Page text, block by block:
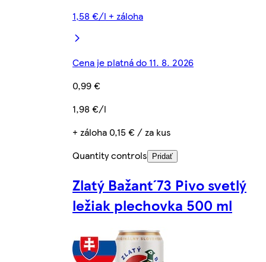
1,58 €/l + záloha
Cena je platná do 11. 8. 2026
0,99 €
1,98 €/l
+ záloha 0,15 € / za kus
Quantity controls
Pridať
Zlatý Bažant´73 Pivo svetlý
ležiak plechovka 500 ml